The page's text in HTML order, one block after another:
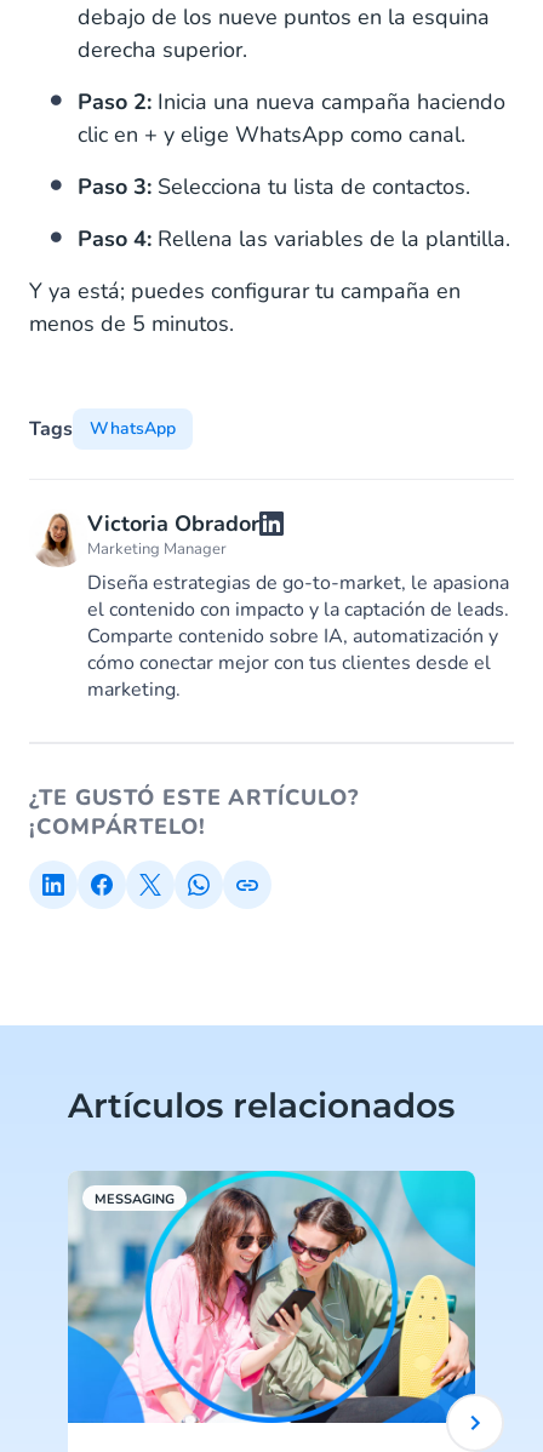
debajo de los nueve puntos en la esquina
derecha superior.
Paso 2: Inicia una nueva campaña haciendo
clic en + y elige WhatsApp como canal.
Paso 3: Selecciona tu lista de contactos.
Paso 4: Rellena las variables de la plantilla.
Y ya está; puedes configurar tu campaña en
menos de 5 minutos.
Tags WhatsApp
Victoria Obrador
Marketing Manager
Diseña estrategias de go-to-market, le apasiona
el contenido con impacto y la captación de leads.
Comparte contenido sobre IA, automatización y
cómo conectar mejor con tus clientes desde el
marketing.
¿TE GUSTÓ ESTE ARTÍCULO?
¡COMPÁRTELO!
Artículos relacionados
MESSAGING